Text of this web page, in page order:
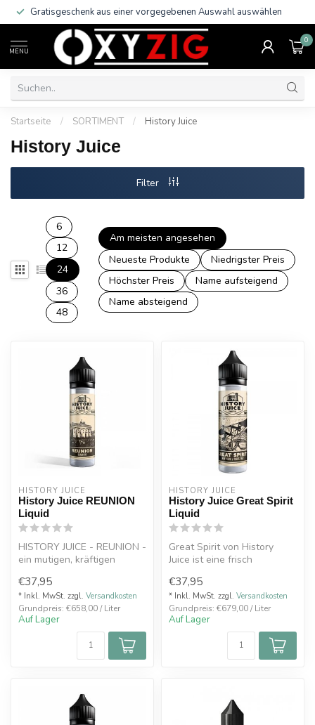
Gratisgeschenk aus einer vorgegebenen Auswahl auswählen
MENU
0
Startseite / SORTIMENT / History Juice
History Juice
Filter
6
12
24
36
48
Am meisten angesehen
Neueste Produkte
Niedrigster Preis
Höchster Preis
Name aufsteigend
Name absteigend
HISTORY JUICE
History Juice REUNION
Liquid
HISTORY JUICE - REUNION -
ein mutigen, kräftigen
€37,95
* Inkl. MwSt. zzgl. Versandkosten
Grundpreis: €658,00 / Liter
Auf Lager
HISTORY JUICE
History Juice Great Spirit
Liquid
Great Spirit von History
Juice ist eine frisch
Waffel mit Va...
€37,95
* Inkl. MwSt. zzgl. Versandkosten
Grundpreis: €679,00 / Liter
Auf Lager